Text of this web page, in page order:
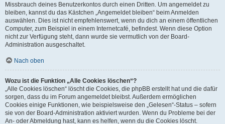
Missbrauch deines Benutzerkontos durch einen Dritten. Um angemeldet zu
bleiben, kannst du das Kästchen „Angemeldet bleiben“ beim Anmelden
auswählen. Dies ist nicht empfehlenswert, wenn du dich an einem öffentlichen
Computer, zum Beispiel in einem Internetcafé, befindest. Wenn diese Option
nicht zur Verfügung steht, dann wurde sie vermutlich von der Board-
Administration ausgeschaltet.
Nach oben
Wozu ist die Funktion „Alle Cookies löschen“?
„Alle Cookies löschen“ löscht die Cookies, die phpBB erstellt hat und die dafür
sorgen, dass du im Forum angemeldet bleibst. Außerdem ermöglichen
Cookies einige Funktionen, wie beispielsweise den „Gelesen“-Status – sofern
sie von der Board-Administration aktiviert wurden. Wenn du Probleme bei der
An- oder Abmeldung hast, kann es helfen, wenn du die Cookies löscht.